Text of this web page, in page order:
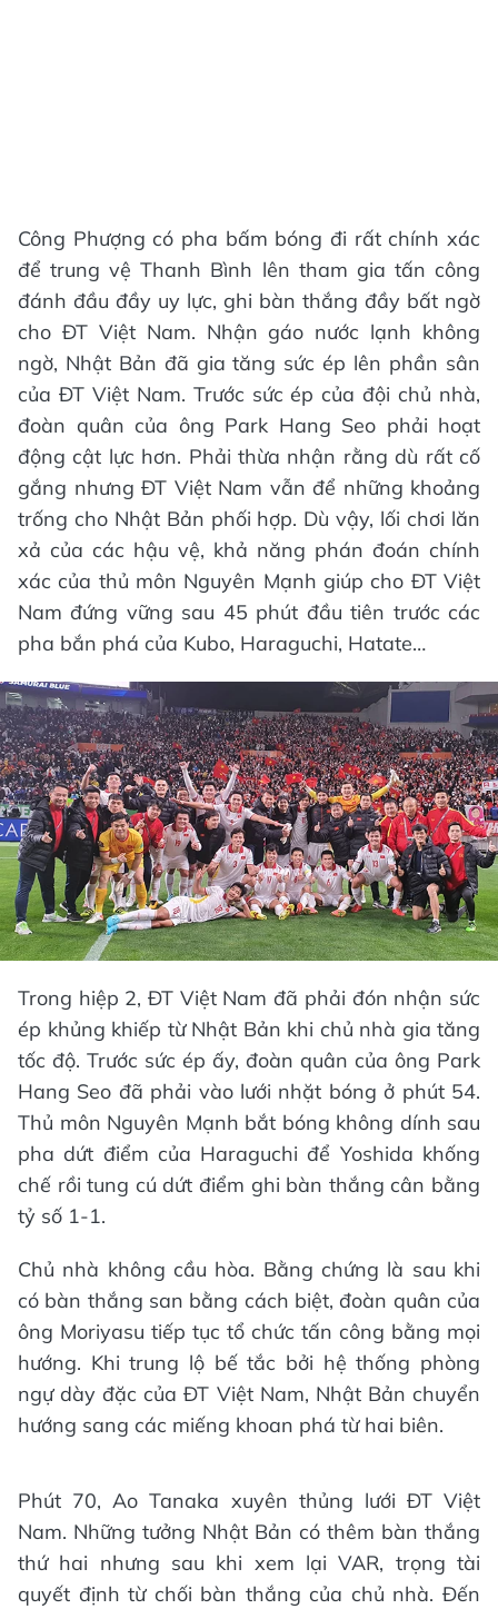
Công Phượng có pha bấm bóng đi rất chính xác
để trung vệ Thanh Bình lên tham gia tấn công
đánh đầu đầy uy lực, ghi bàn thắng đầy bất ngờ
cho ĐT Việt Nam. Nhận gáo nước lạnh không
ngờ, Nhật Bản đã gia tăng sức ép lên phần sân
của ĐT Việt Nam. Trước sức ép của đội chủ nhà,
đoàn quân của ông Park Hang Seo phải hoạt
động cật lực hơn. Phải thừa nhận rằng dù rất cố
gắng nhưng ĐT Việt Nam vẫn để những khoảng
trống cho Nhật Bản phối hợp. Dù vậy, lối chơi lăn
xả của các hậu vệ, khả năng phán đoán chính
xác của thủ môn Nguyên Mạnh giúp cho ĐT Việt
Nam đứng vững sau 45 phút đầu tiên trước các
pha bắn phá của Kubo, Haraguchi, Hatate…
Trong hiệp 2, ĐT Việt Nam đã phải đón nhận sức
ép khủng khiếp từ Nhật Bản khi chủ nhà gia tăng
tốc độ. Trước sức ép ấy, đoàn quân của ông Park
Hang Seo đã phải vào lưới nhặt bóng ở phút 54.
Thủ môn Nguyên Mạnh bắt bóng không dính sau
pha dứt điểm của Haraguchi để Yoshida khống
chế rồi tung cú dứt điểm ghi bàn thắng cân bằng
tỷ số 1-1.
Chủ nhà không cầu hòa. Bằng chứng là sau khi
có bàn thắng san bằng cách biệt, đoàn quân của
ông Moriyasu tiếp tục tổ chức tấn công bằng mọi
hướng. Khi trung lộ bế tắc bởi hệ thống phòng
ngự dày đặc của ĐT Việt Nam, Nhật Bản chuyển
hướng sang các miếng khoan phá từ hai biên.
Phút 70, Ao Tanaka xuyên thủng lưới ĐT Việt
Nam. Những tưởng Nhật Bản có thêm bàn thắng
thứ hai nhưng sau khi xem lại VAR, trọng tài
quyết định từ chối bàn thắng của chủ nhà. Đến